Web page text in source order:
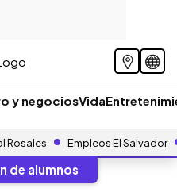
y negociosVida
Rosales Empleos El Salvador
de alumnos